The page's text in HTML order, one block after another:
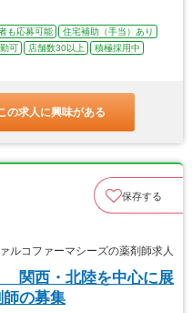
も応募可能
住宅補助（手当）あり
可 店舗数30以上
積極採用中
の求人に興味がある
保存する
コファーマシーズの薬剤師求人
関西・北陸を中心に展
の募集